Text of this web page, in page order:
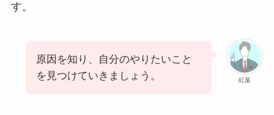
す。
紅葉
原因を知り、自分のやりたいこと
を見つけていきましょう。